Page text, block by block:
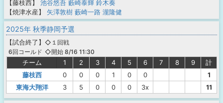
【藤枝西】
池谷悠吾 藪崎泰輝 鈴木奏
【焼津水産】
矢澤敦樹 藪崎一路 瀧隆健
2025年 秋季静岡予選
【試合終了 】
6回コールド
◇１回戦
◇開始 8/16 11:30
チーム 1 2 3 4 5 6 7 8 9
計
藤枝西
0 0 0 1 0 0
1
東海大翔洋
3 5 0 0 0 3x 11